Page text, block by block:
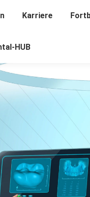
Karriere
HUB
Karriere
HUB